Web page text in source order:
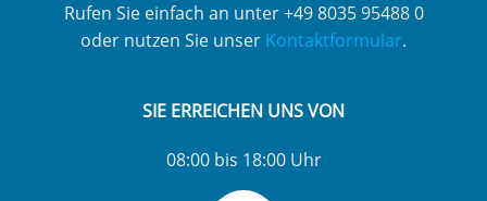
Rufen Sie einfach an unter +49 8035 95488 0
oder nutzen Sie unser Kontaktformular.
SIE ERREICHEN UNS VON
08:00 bis 18:00 Uhr